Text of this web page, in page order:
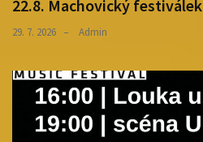
22.8. Machovický festiválek
29. 7. 2026 Admin